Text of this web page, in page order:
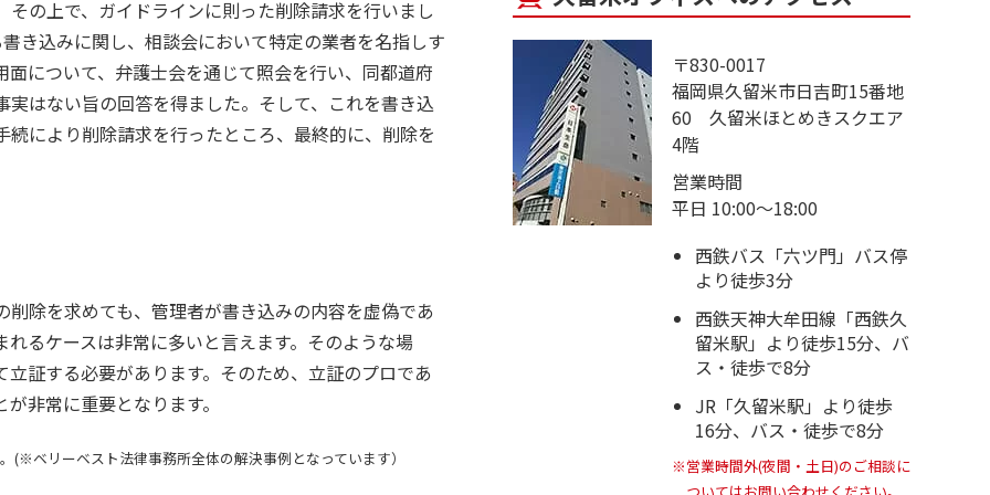
の上で、ガイドラインに則った削除請求を行いまし
き込みに関し、相談会において特定の業者を名指しす
について、弁護士会を通じて照会を行い、同都道府
はない旨の回答を得ました。そして、これを書き込
により削除請求を行ったところ、最終的に、削除を
除を求めても、管理者が書き込みの内容を虚偽であ
るケースは非常に多いと言えます。そのような場
証する必要があります。そのため、立証のプロであ
非常に重要となります。
ベリーベスト法律事務所全体の解決事例となっています）
〒830-0017
福岡県久留米市日吉町15番地
60 久留米ほとめきスクエア
4階
営業時間
平日 10:00～18:00
西鉄バス「六ツ門」バス停
より徒歩3分
西鉄天神大牟田線「西鉄久
留米駅」より徒歩15分、バ
ス・徒歩で8分
JR「久留米駅」より徒歩
16分、バス・徒歩で8分
※営業時間外(夜間・土日)のご相談に
ついてはお問い合わせください。